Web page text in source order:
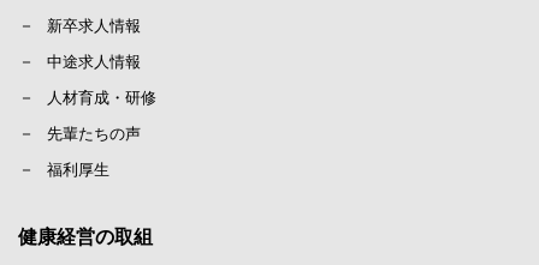
新卒求人情報
中途求人情報
人材育成・研修
先輩たちの声
福利厚生
健康経営の取組